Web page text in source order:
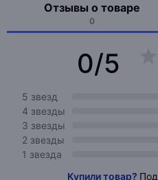
Отзывы о товаре
0
0/5
5 звезд
4 звезды
3 звезды
2 звезды
1 звезда
Купили товар?